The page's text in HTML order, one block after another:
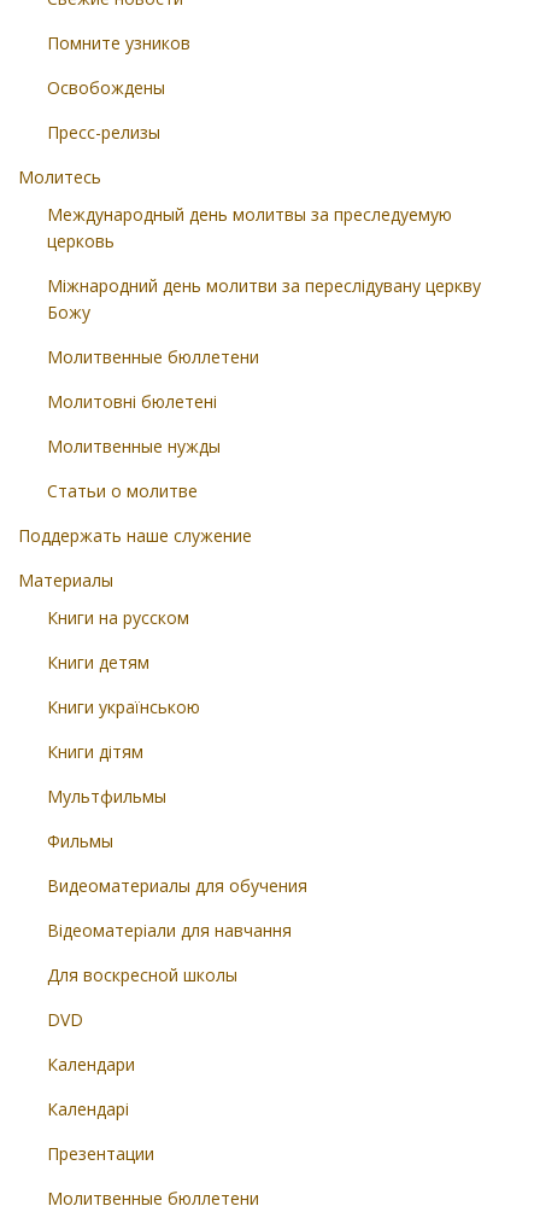
Помните узников
Освобождены
Пресс-релизы
Молитесь
Международный день молитвы за преследуемую
церковь
Міжнародний день молитви за переслідувану церкву
Божу
Молитвенные бюллетени
Молитовні бюлетені
Молитвенные нужды
Статьи о молитве
Поддержать наше служение
Материалы
Книги на русском
Книги детям
Книги українською
Книги дітям
Мультфильмы
Фильмы
Видеоматериалы для обучения
Відеоматеріали для навчання
Для воскресной школы
DVD
Календари
Календарі
Презентации
Молитвенные бюллетени